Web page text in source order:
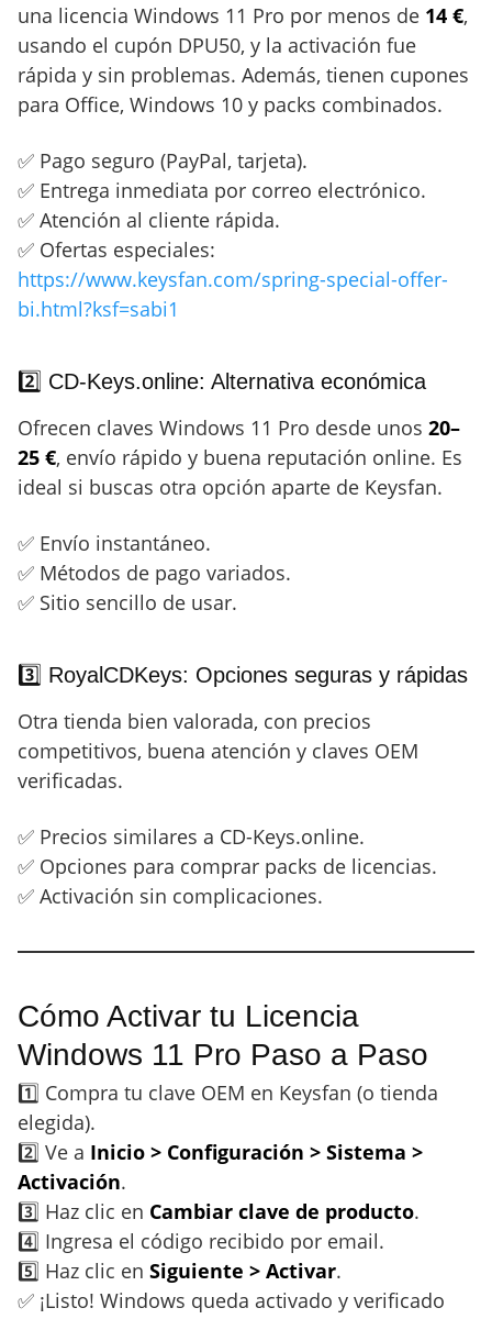
una licencia Windows 11 Pro por menos de 14 €,
usando el cupón DPU50, y la activación fue
rápida y sin problemas. Además, tienen cupones
para Office, Windows 10 y packs combinados.
✅ Pago seguro (PayPal, tarjeta).
✅ Entrega inmediata por correo electrónico.
✅ Atención al cliente rápida.
✅ Ofertas especiales:
https://www.keysfan.com/spring-special-offer-
bi.html?ksf=sabi1
2️⃣ CD-Keys.online: Alternativa económica
Ofrecen claves Windows 11 Pro desde unos 20–
25 €, envío rápido y buena reputación online. Es
ideal si buscas otra opción aparte de Keysfan.
✅ Envío instantáneo.
✅ Métodos de pago variados.
✅ Sitio sencillo de usar.
3️⃣ RoyalCDKeys: Opciones seguras y rápidas
Otra tienda bien valorada, con precios
competitivos, buena atención y claves OEM
verificadas.
✅ Precios similares a CD-Keys.online.
✅ Opciones para comprar packs de licencias.
✅ Activación sin complicaciones.
Cómo Activar tu Licencia
Windows 11 Pro Paso a Paso
1️⃣ Compra tu clave OEM en Keysfan (o tienda
elegida).
2️⃣ Ve a Inicio > Configuración > Sistema >
Activación.
3️⃣ Haz clic en Cambiar clave de producto.
4️⃣ Ingresa el código recibido por email.
5️⃣ Haz clic en Siguiente > Activar.
✅ ¡Listo! Windows queda activado y verificado